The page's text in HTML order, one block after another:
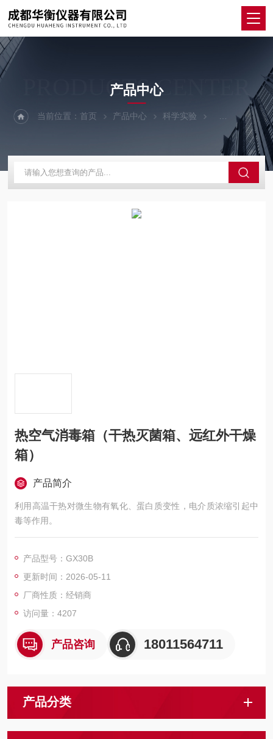
PRODUCTS CENTER
产品中心
当前位置：首页 产品中心 科学实验 除湿干燥设备
热空气消毒箱（干热灭菌箱、远红外干燥
箱）
产品简介
利用高温干热对微生物有氧化、蛋白质变性，电介质浓缩引起中
毒等作用。
产品型号：GX30B
更新时间：2026-05-11
厂商性质：经销商
访问量：4207
产品咨询 18011564711
产品分类